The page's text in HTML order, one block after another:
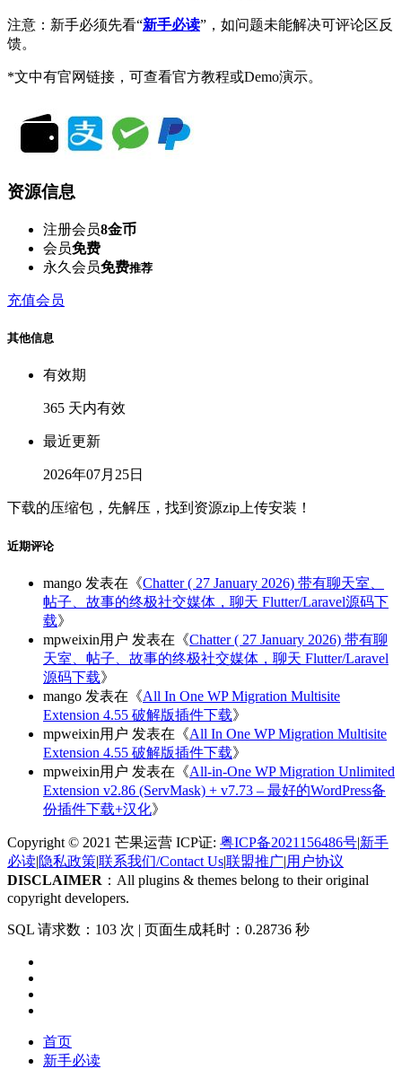
注意：新手必须先看“新手必读”，如问题未能解决可评论区反
馈。
*文中有官网链接，可查看官方教程或Demo演示。
资源信息
注册会员8金币
会员免费
永久会员免费推荐
充值会员
其他信息
有效期
365 天内有效
最近更新
2026年07月25日
下载的压缩包，先解压，找到资源zip上传安装！
近期评论
mango 发表在《Chatter ( 27 January 2026) 带有聊天室、
帖子、故事的终极社交媒体，聊天 Flutter/Laravel源码下
载》
mpweixin用户 发表在《Chatter ( 27 January 2026) 带有聊
天室、帖子、故事的终极社交媒体，聊天 Flutter/Laravel
源码下载》
mango 发表在《All In One WP Migration Multisite
Extension 4.55 破解版插件下载》
mpweixin用户 发表在《All In One WP Migration Multisite
Extension 4.55 破解版插件下载》
mpweixin用户 发表在《All-in-One WP Migration Unlimited
Extension v2.86 (ServMask) + v7.73 – 最好的WordPress备
份插件下载+汉化》
Copyright © 2021 芒果运营 ICP证: 粤ICP备2021156486号|新手
必读|隐私政策|联系我们/Contact Us|联盟推广|用户协议
DISCLAIMER ：All plugins & themes belong to their original
copyright developers.
SQL 请求数：103 次 | 页面生成耗时：0.28736 秒
首页
新手必读